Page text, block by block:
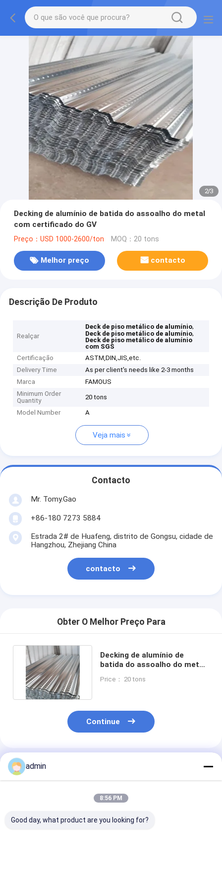
2/3
Decking de alumínio de batida do assoalho do metal
com certificado do GV
Preço：USD 1000-2600/ton MOQ：20 tons
Melhor preço contacto
Descrição De Produto
Realçar
Deck de piso metálico de alumínio,
Deck de piso metálico de alumínio,
Deck de piso metálico de alumínio
com SGS
Certificação
ASTM,DIN,JIS,etc.
Delivery Time
As per client's needs like 2-3 months
Marca
FAMOUS
Minimum Order
Quantity
20 tons
Model Number A
Veja mais
Contacto
Mr. Tomy.Gao
+86-180 7273 5884
Estrada 2# de Huafeng, distrito de Gongsu, cidade de
Hangzhou, Zhejiang China
contacto
Obter O Melhor Preço Para
Decking de alumínio de
batida do assoalho do metal
Price： 20 tons
Continue
Produtos Recomendados
admin
8:56 PM
Good day, what product are you looking for?